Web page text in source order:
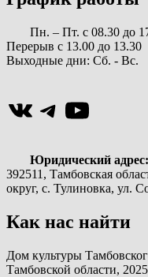
Пн. – Пт. с 08.30 до
Перерыв с 13.00 до 13.30
Выходные дни: Сб. - Вс.
ВКонтакте
Telegram
Юридический адрес:
392511, Тамбовская
округ, с. Тулиновка, ул.
Как нас найти
Дом культуры
Тамбовской области,